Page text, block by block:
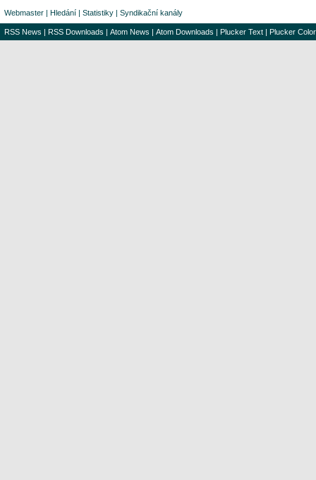
Webmaster | Hledání | Statistiky | Syndikační kanály
RSS News | RSS Downloads | Atom News | Atom Downloads | Plucker Text | Plucker Color